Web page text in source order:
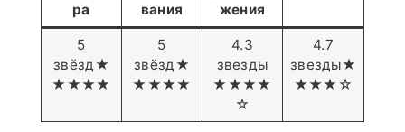
ра
вания
жения
5
звёзд★
★★★★
5
звёзд★
★★★★
4.3
звезды
★★★★
☆
4.7
звезды★
★★★☆